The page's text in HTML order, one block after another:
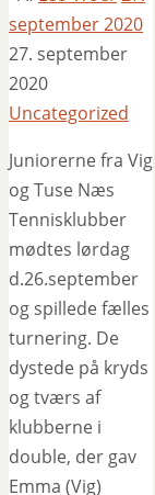
september 2020
27. september
2020
Uncategorized
Juniorerne fra Vig
og Tuse Næs
Tennisklubber
mødtes lørdag
d.26.september
og spillede fælles
turnering. De
dystede på kryds
og tværs af
klubberne i
double, der gav
Emma (Vig)